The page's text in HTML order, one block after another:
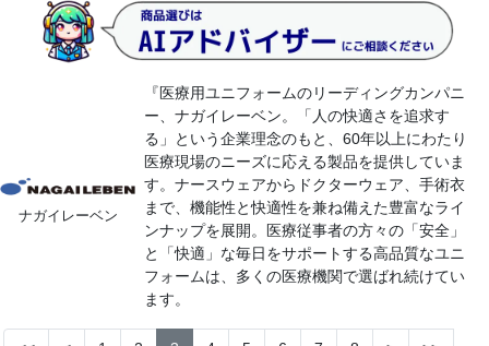
ナガイレーベン
『医療用ユニフォームのリーディングカンパニ
ー、ナガイレーベン。「人の快適さを追求す
る」という企業理念のもと、60年以上にわたり
医療現場のニーズに応える製品を提供していま
す。ナースウェアからドクターウェア、手術衣
まで、機能性と快適性を兼ね備えた豊富なライ
ンナップを展開。医療従事者の方々の「安全」
と「快適」な毎日をサポートする高品質なユニ
フォームは、多くの医療機関で選ばれ続けてい
ます。